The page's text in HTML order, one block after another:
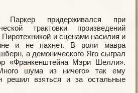
Паркер придерживался при
трактовки произведений
Пиротехникой и сценами насилия и
и не пахнет. В роли мавра
а демонического Яго сыграл
«Франкенштейна Мэри Шелли».
шума из ничего» так ему
решил взяться и за остальные